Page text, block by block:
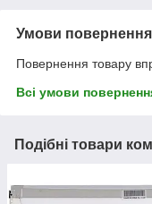
Умови повернення
Повернення товару
Всі умови
Подібні товари